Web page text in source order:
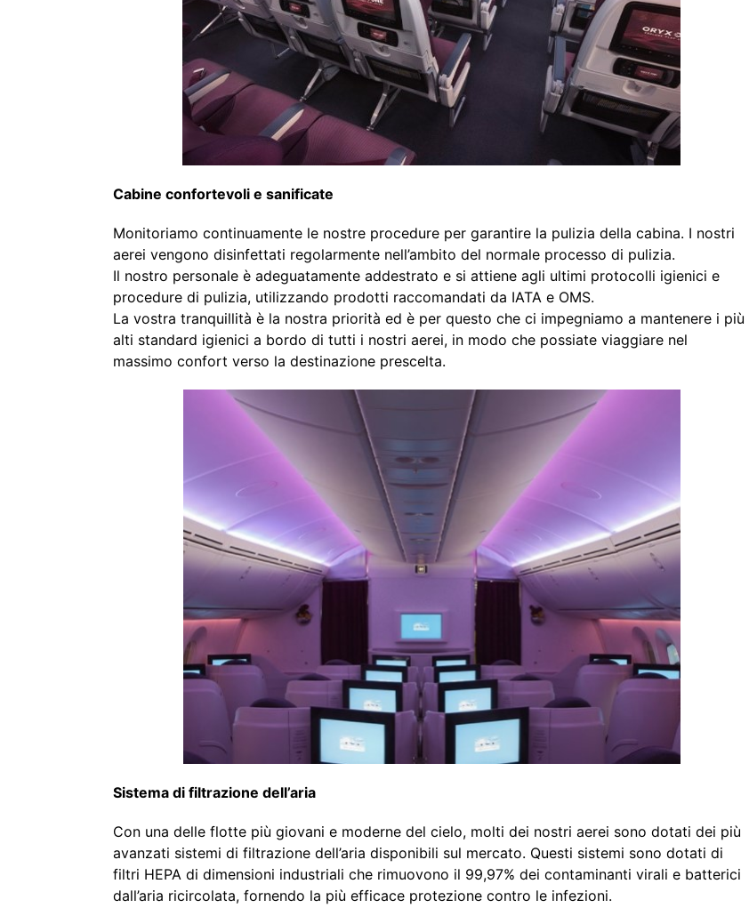
Cabine confortevoli e sanificate
Monitoriamo continuamente le nostre procedure per garantire la pulizia della cabina. I nostri
aerei vengono disinfettati regolarmente nell’ambito del normale processo di pulizia.
Il nostro personale è adeguatamente addestrato e si attiene agli ultimi protocolli igienici e
procedure di pulizia, utilizzando prodotti raccomandati da IATA e OMS.
La vostra tranquillità è la nostra priorità ed è per questo che ci impegniamo a mantenere i più
alti standard igienici a bordo di tutti i nostri aerei, in modo che possiate viaggiare nel
massimo confort verso la destinazione prescelta.
Sistema di filtrazione dell’aria
Con una delle flotte più giovani e moderne del cielo, molti dei nostri aerei sono dotati dei più
avanzati sistemi di filtrazione dell’aria disponibili sul mercato. Questi sistemi sono dotati di
filtri HEPA di dimensioni industriali che rimuovono il 99,97% dei contaminanti virali e batterici
dall’aria ricircolata, fornendo la più efficace protezione contro le infezioni.